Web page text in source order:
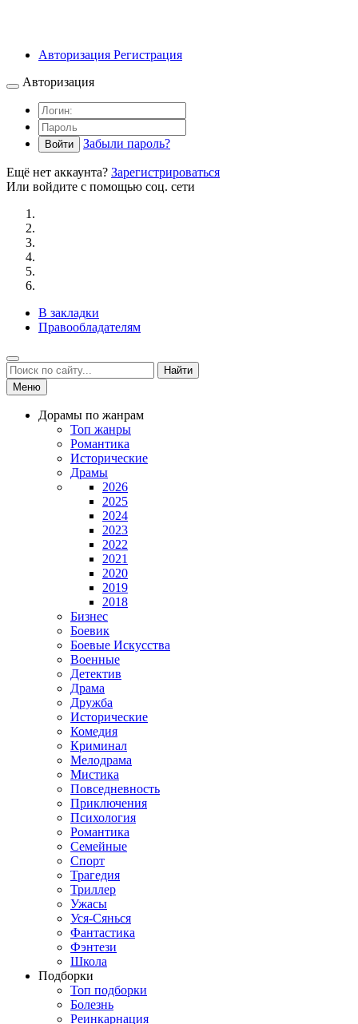
Авторизация Регистрация
Авторизация
Войти Забыли пароль?
Ещё нет аккаунта? Зарегистрироваться
Или войдите с помощью соц. сети
В закладки
Правообладателям
Найти
Меню
Дорамы по жанрам
Топ жанры
Романтика
Исторические
Драмы
2026
2025
2024
2023
2022
2021
2020
2019
2018
Бизнес
Боевик
Боевые Искусства
Военные
Детектив
Драма
Дружба
Исторические
Комедия
Криминал
Мелодрама
Мистика
Повседневность
Приключения
Психология
Романтика
Семейные
Спорт
Трагедия
Триллер
Ужасы
Уся-Сянься
Фантастика
Фэнтези
Школа
Подборки
Топ подборки
Болезнь
Реинкарнация